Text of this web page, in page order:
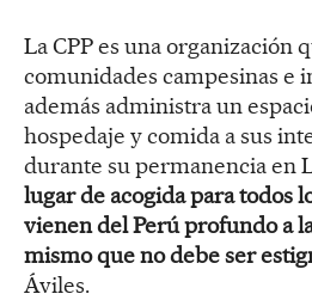
La CPP es una organización
comunidades campesinas e
además administra un
hospedaje y comida a sus
durante su permanencia en
lugar de acogida para todos
vienen del Perú profundo a
mismo que no debe ser
Áviles.